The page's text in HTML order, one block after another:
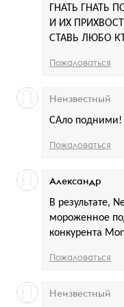
ГНАТЬ ГНАТЬ
И ИХ
СТАВЬ ЛЮБО
Пожаловаться
САло подними!
Неизвестный
Пожаловаться
В результате,
мороженное
конкурента
Александр
Пожаловаться
Неизвестный